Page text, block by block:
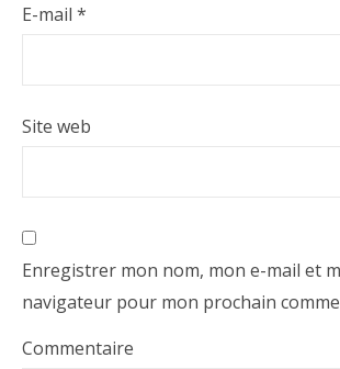
E-mail *
Site web
Enregistrer mon nom, mon e-mail et
navigateur pour mon prochain
Commentaire